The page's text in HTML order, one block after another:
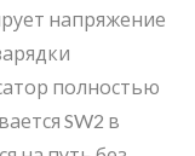
напряжение
полностью
SW2 в